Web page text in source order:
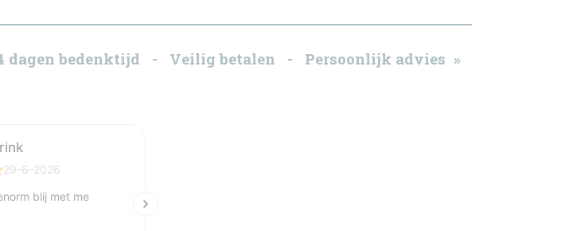
dagen bedenktijd - Veilig betalen - Persoonlijk advies »